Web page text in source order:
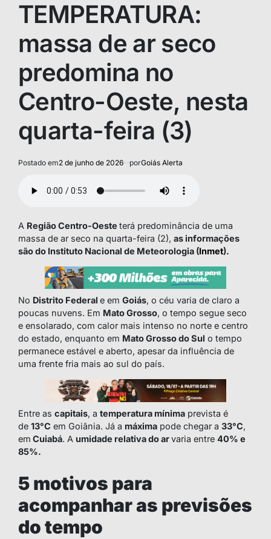
TEMPERATURA:
massa de ar seco
predomina no
Centro-Oeste, nesta
quarta-feira (3)
Postado em2 de junho de 2026 porGoiás Alerta
A Região Centro-Oeste terá predominância de uma
massa de ar seco na quarta-feira (2), as informações
são do Instituto Nacional de Meteorologia (Inmet).
No Distrito Federal e em Goiás, o céu varia de claro a
poucas nuvens. Em Mato Grosso, o tempo segue seco
e ensolarado, com calor mais intenso no norte e centro
do estado, enquanto em Mato Grosso do Sul o tempo
permanece estável e aberto, apesar da influência de
uma frente fria mais ao sul do país.
Entre as capitais, a temperatura mínima prevista é
de 13°C em Goiânia. Já a máxima pode chegar a 33°C,
em Cuiabá. A umidade relativa do arvaria entre 40% e
85%.
5 motivos para
acompanhar as previsões
do tempo